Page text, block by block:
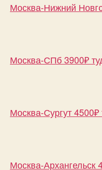
Москва-Нижний
Москва-СПб 3900₽
Москва-Сургут 4500₽
Москва-Архангельск